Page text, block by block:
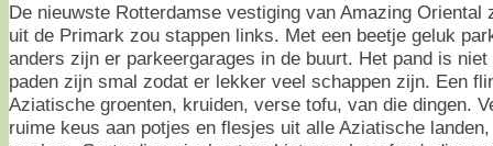
De nieuwste Rotterdamse vestiging van Amazing Oriental
uit de Primark zou stappen links. Met een beetje geluk
anders zijn er parkeergarages in de buurt. Het pand is
paden zijn smal zodat er lekker veel schappen zijn. Een
Aziatische groenten, kruiden, verse tofu, van die dingen.
ruime keus aan potjes en flesjes uit alle Aziatische